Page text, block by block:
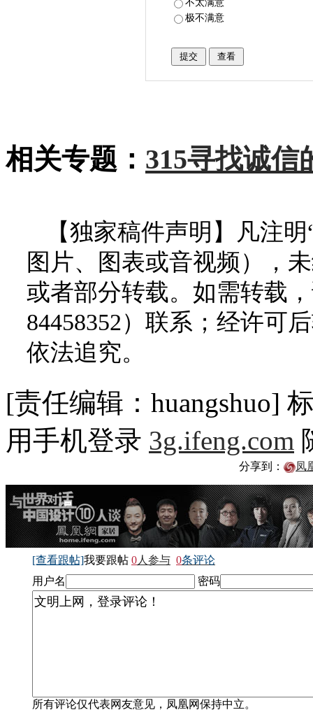
不太满意
极不满意
相关专题： 315寻找诚信
【独家稿件声明】凡注
图片、图表或音视频），
或者部分转载。如需转载
84458352）联系；经许可
依法追究。
[责任编辑：huangshuo]
用手机登录 3g.ifeng.com
分享到： 凤
[查看跟帖]我要跟帖 0人参与 0条评论
用户名
密码
所有评论仅代表网友意见，凤凰网保持中立。